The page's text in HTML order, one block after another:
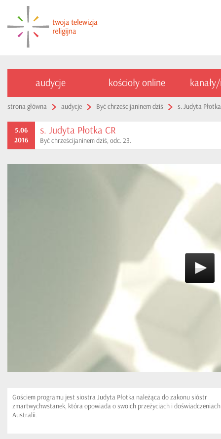
audycje kościoły online
strona główna audycje Być chrześcijaninem dziś s. Judyta
5.06
2016
s. Judyta Płotka CR
Być chrześcijaninem dziś, odc. 23.
Gościem programu jest siostra Judyta Płotka należąca do zakonu sióstr
zmartwychwstanek, która opowiada o swoich przeżyciach i
Australii.